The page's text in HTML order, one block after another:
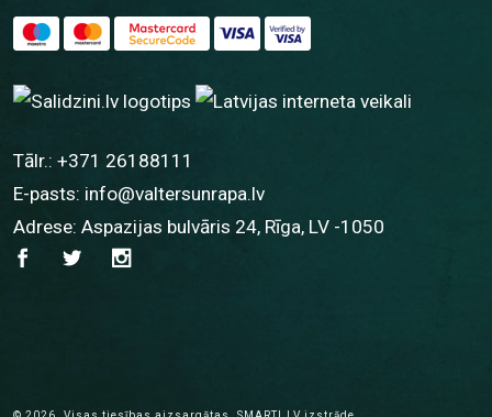
Tālr.: +371 26188111
E-pasts: info@valtersunrapa.lv
Adrese: Aspazijas bulvāris 24, Rīga, LV -1050